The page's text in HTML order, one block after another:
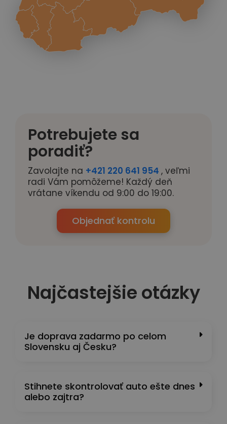
Potrebujete sa
poradiť?
Zavolajte na +421 220 641 954 , veľmi
radi Vám pomôžeme! Každý deň
vrátane víkendu od 9:00 do 19:00.
Objednať kontrolu
Najčastejšie otázky
Je doprava zadarmo po celom
Slovensku aj Česku?
Stihnete skontrolovať auto ešte dnes
alebo zajtra?